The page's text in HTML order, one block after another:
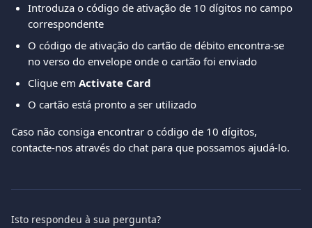
Introduza o código de ativação de 10 dígitos no campo
correspondente
O código de ativação do cartão de débito encontra-se
no verso do envelope onde o cartão foi enviado
Clique em Activate Card
O cartão está pronto a ser utilizado
Caso não consiga encontrar o código de 10 dígitos,
contacte-nos através do chat para que possamos ajudá-lo.
Isto respondeu à sua pergunta?